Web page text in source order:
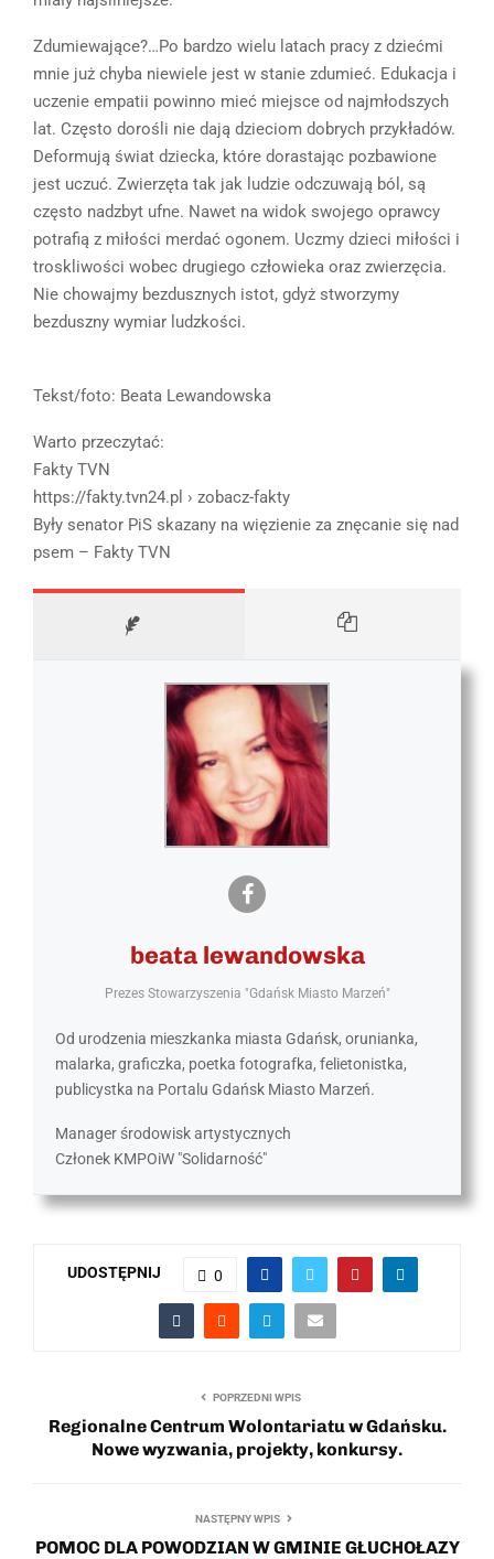
Zdumiewające?…Po bardzo wielu latach pracy z dziećmi
mnie już chyba niewiele jest w stanie zdumieć. Edukacja i
uczenie empatii powinno mieć miejsce od najmłodszych
lat. Często dorośli nie dają dzieciom dobrych przykładów.
Deformują świat dziecka, które dorastając pozbawione
jest uczuć. Zwierzęta tak jak ludzie odczuwają ból, są
często nadzbyt ufne. Nawet na widok swojego oprawcy
potrafią z miłości merdać ogonem. Uczmy dzieci miłości i
troskliwości wobec drugiego człowieka oraz zwierzęcia.
Nie chowajmy bezdusznych istot, gdyż stworzymy
bezduszny wymiar ludzkości.
Tekst/foto: Beata Lewandowska
Warto przeczytać:
Fakty TVN
https://fakty.tvn24.pl › zobacz-fakty
Były senator PiS skazany na więzienie za znęcanie się nad
psem – Fakty TVN
beata lewandowska
Prezes Stowarzyszenia "Gdańsk Miasto Marzeń"
Od urodzenia mieszkanka miasta Gdańsk, orunianka,
malarka, graficzka, poetka fotografka, felietonistka,
publicystka na Portalu Gdańsk Miasto Marzeń.
Manager środowisk artystycznych
Członek KMPOiW "Solidarność"
UDOSTĘPNIJ 0
POPRZEDNI WPIS
Regionalne Centrum Wolontariatu w Gdańsku.
Nowe wyzwania, projekty, konkursy.
NASTĘPNY WPIS
POMOC DLA POWODZIAN W GMINIE GŁUCHOŁAZY